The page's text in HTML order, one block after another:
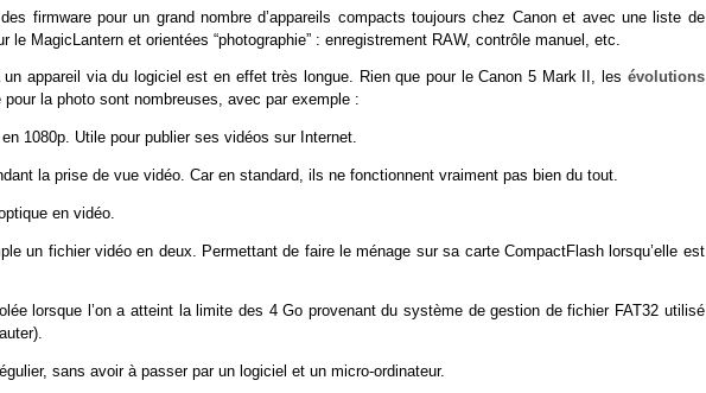
des firmware pour un grand nombre d’appareils compacts toujours chez Canon et avec une liste de
MagicLantern et orientées “photographie” : enregistrement RAW, contrôle manuel, etc.
appareil via du logiciel est en effet très longue. Rien que pour le Canon 5 Mark II, les évolutions
la photo sont nombreuses, avec par exemple :
1080p. Utile pour publier ses vidéos sur Internet.
la prise de vue vidéo. Car en standard, ils ne fonctionnent vraiment pas bien du tout.
en vidéo.
un fichier vidéo en deux. Permettant de faire le ménage sur sa carte CompactFlash lorsqu’elle est
lorsque l’on a atteint la limite des 4 Go provenant du système de gestion de fichier FAT32 utilisé
sans avoir à passer par un logiciel et un micro-ordinateur.